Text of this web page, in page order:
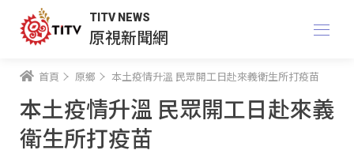
TITV NEWS
原視新聞網
首頁 原鄉 本土疫情升溫 民眾開工日赴來義衛生所打疫苗
本土疫情升溫 民眾開工日赴來義
衛生所打疫苗